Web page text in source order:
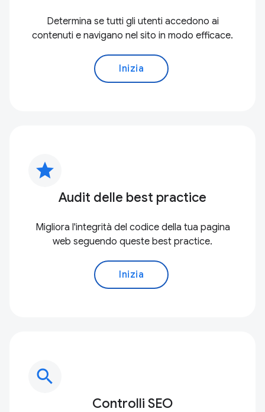
Determina se tutti gli utenti accedono ai
contenuti e navigano nel sito in modo efficace.
Inizia
star
Audit delle best practice
Migliora l'integrità del codice della tua pagina
web seguendo queste best practice.
Inizia
search
Controlli SEO